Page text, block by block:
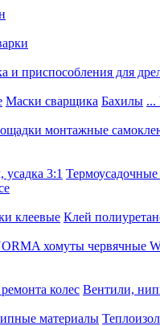
и приспособления для
Маски сварщика Бахилы ...
монтажные
усадка 3:1 Термоусадочные
клеевые Клей
хомуты червячные
колес Вентили,
материалы